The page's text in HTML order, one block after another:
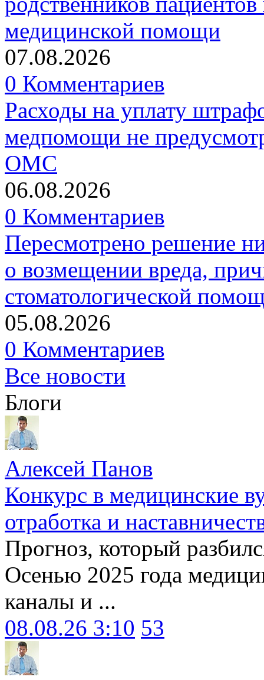
медицинской помощи
07.08.2026
0 Комментариев
Расходы на уплату
медпомощи не
ОМС
06.08.2026
0 Комментариев
Пересмотрено решение
о возмещении вреда,
стоматологической
05.08.2026
0 Комментариев
Все новости
Блоги
Алексей Панов
Конкурс в медицинские
отработка и
Прогноз, который
Осенью 2025 года
каналы и ...
08.08.26 3:10 53